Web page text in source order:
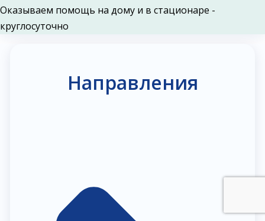
Оказываем помощь на дому и в стационаре -
круглосуточно
Направления